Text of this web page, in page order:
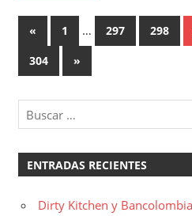
Paginación
de
entradas
«Entradas
anteriores
1 … 297 298
304
Entradas
siguientes
»
ENTRADAS RECIENTES
Dirty Kitchen y